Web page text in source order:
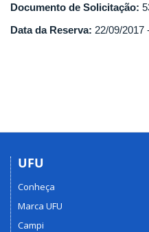
Documento de Solicitação:
Data da Reserva: 22/09/2017
UFU
Conheça
Marca UFU
Campi